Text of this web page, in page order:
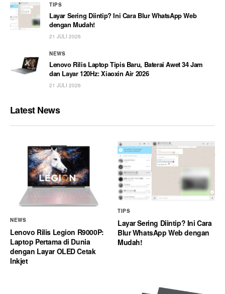
TIPS
Layar Sering Diintip? Ini Cara Blur WhatsApp Web
dengan Mudah!
21 JULI 2026
NEWS
Lenovo Rilis Laptop Tipis Baru, Baterai Awet 34 Jam
dan Layar 120Hz: Xiaoxin Air 2026
21 JULI 2026
Latest News
NEWS
Lenovo Rilis Legion R9000P:
Laptop Pertama di Dunia
dengan Layar OLED Cetak
Inkjet
TIPS
Layar Sering Diintip? Ini Cara
Blur WhatsApp Web dengan
Mudah!